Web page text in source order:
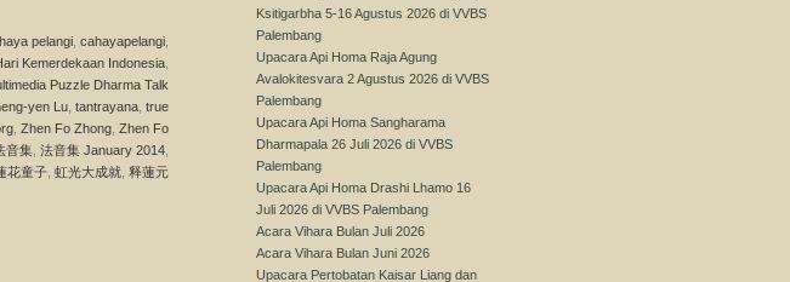
pelangi cahayapelangi
Kemerdekaan Indonesia
Puzzle Dharma Talk
yen Lu tantrayana true
Zhen Fo Zhong Zhen Fo
音集 法音集 January 2014
花童子 虹光大成就 释蓮元
Ksitigarbha 5-16 Agustus 2026 di VVBS
Palembang
Upacara Api Homa Raja Agung
Avalokitesvara 2 Agustus 2026 di VVBS
Palembang
Upacara Api Homa Sangharama
Dharmapala 26 Juli 2026 di VVBS
Palembang
Upacara Api Homa Drashi Lhamo 16
Juli 2026 di VVBS Palembang
Acara Vihara Bulan Juli 2026
Acara Vihara Bulan Juni 2026
Upacara Pertobatan Kaisar Liang dan